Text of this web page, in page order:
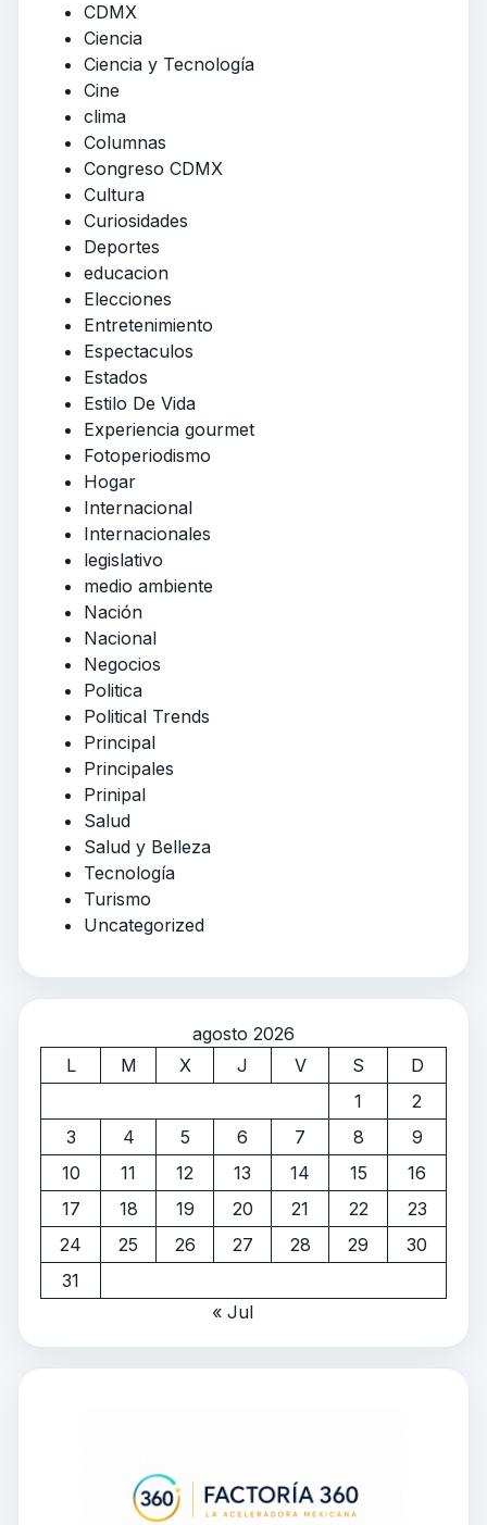
CDMX
Ciencia
Ciencia y Tecnología
Cine
clima
Columnas
Congreso CDMX
Cultura
Curiosidades
Deportes
educacion
Elecciones
Entretenimiento
Espectaculos
Estados
Estilo De Vida
Experiencia gourmet
Fotoperiodismo
Hogar
Internacional
Internacionales
legislativo
medio ambiente
Nación
Nacional
Negocios
Politica
Political Trends
Principal
Principales
Prinipal
Salud
Salud y Belleza
Tecnología
Turismo
Uncategorized
agosto 2026
L
M X J V S
D
1
2
3
4 5 6 7 8
9
10
11 12 13 14 15
16
17
18 19 20 21 22
23
24
25 26 27 28 29
30
31
« Jul